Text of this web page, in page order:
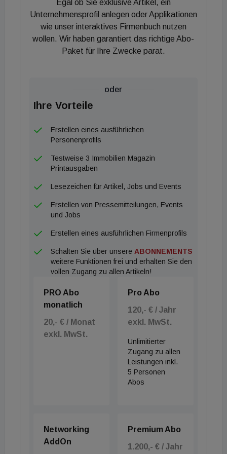
Egal ob Sie exklusive Artikel, ein
Unternehmensprofil anlegen oder Applikationen
wie unser interaktives Firmenbuch nutzen
wollen. Wir haben garantiert das richtige Abo-
Paket für Ihre Zwecke parat.
oder
Ihre Vorteile
Erstellen eines ausführlichen
Personenprofils
Testweise 3 Immobilien Magazin
Printausgaben
Lesezeichen für Artikel, Jobs und Events
Erstellen von Pressemitteilungen, Events
und Jobs
Erstellen eines ausführlichen Firmenprofils
Schalten Sie über unsere ABONNEMENTS
weitere Funktionen frei und erhalten Sie den
vollen Zugang zu allen Artikeln!
PRO Abo
monatlich
20,- € / Monat
exkl. MwSt.
Pro Abo
120,- € / Jahr
exkl. MwSt.
Unlimitierter
Zugang zu allen
Leistungen inkl.
5 Personen
Abos
Networking
AddOn
Premium Abo
1.200,- € / Jahr